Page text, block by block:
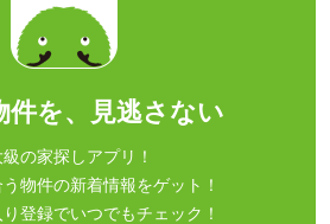
件を、見逃さない
の家探しアプリ！
物件の新着情報をゲット！
登録でいつでもチェック！